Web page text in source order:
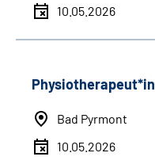
10.05.2026
Physiotherapeut*in
Bad Pyrmont
10.05.2026